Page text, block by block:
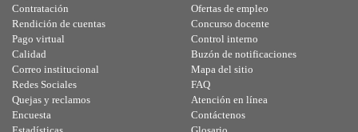
Contratación
Rendición de cuentas
Pago virtual
Calidad
Ofertas de empleo
Concurso docente
Control interno
Buzón de notificaciones
Correo institucional
Redes Sociales
Quejas y reclamos
Encuesta
Mapa del sitio
FAQ
Atención en línea
Contáctenos